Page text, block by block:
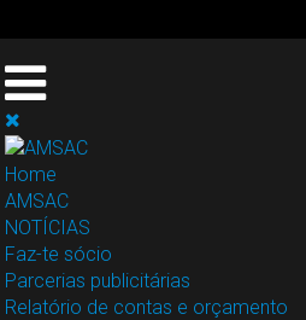
Home
AMSAC
NOTÍCIAS
Faz-te sócio
Parcerias publicitárias
Relatório de contas e orçamento